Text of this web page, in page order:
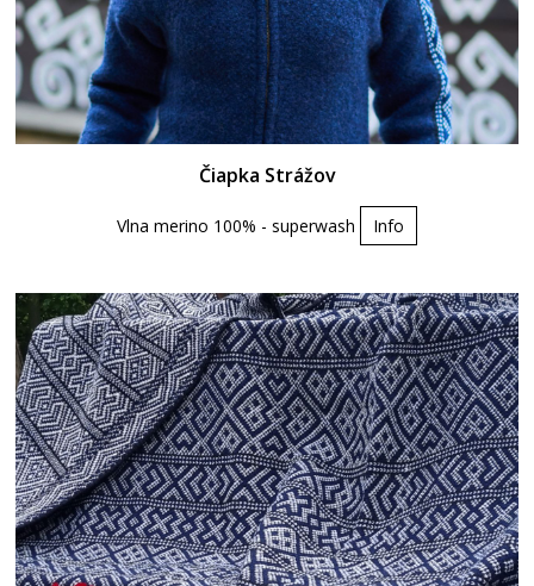
Čiapka Strážov
Vlna merino 100% - superwash Info